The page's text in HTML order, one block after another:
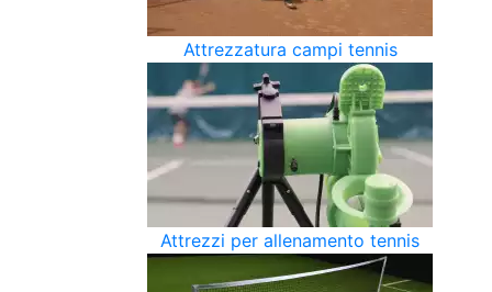
Attrezzatura campi tennis
Attrezzi per allenamento tennis